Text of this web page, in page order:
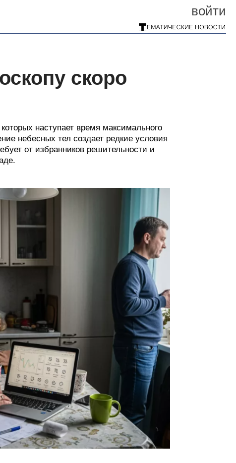
войти
скоро
наступает время максимального
небесных тел создает редкие условия
от избранников решительности и